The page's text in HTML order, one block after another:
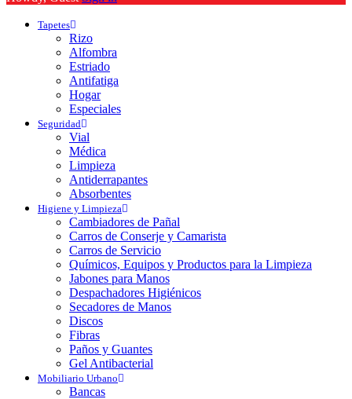
Tapetes
Rizo
Alfombra
Estriado
Antifatiga
Hogar
Especiales
Seguridad
Vial
Médica
Limpieza
Antiderrapantes
Absorbentes
Higiene y Limpieza
Cambiadores de Pañal
Carros de Conserje y Camarista
Carros de Servicio
Químicos, Equipos y Productos para la Limpieza
Jabones para Manos
Despachadores Higiénicos
Secadores de Manos
Discos
Fibras
Paños y Guantes
Gel Antibacterial
Mobiliario Urbano
Bancas